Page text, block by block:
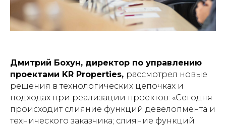
Дмитрий Бохун, директор по управлению
проектами KR Properties, рассмотрел новые
решения в технологических цепочках и
подходах при реализации проектов: «Сегодня
происходит слияние функций девелопмента и
технического заказчика; слияние функций